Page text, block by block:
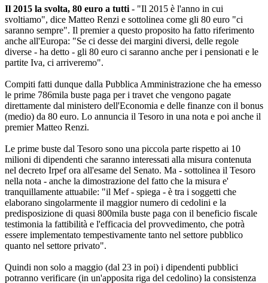
Il 2015 la svolta, 80 euro a tutti - "Il 2015 è l'anno in cui
svoltiamo", dice Matteo Renzi e sottolinea come gli 80 euro "ci
saranno sempre". Il premier a questo proposito ha fatto riferimento
anche all'Europa: "Se ci desse dei margini diversi, delle regole
diverse - ha detto - gli 80 euro ci saranno anche per i pensionati e le
partite Iva, ci arriveremo".
Compiti fatti dunque dalla Pubblica Amministrazione che ha emesso
le prime 786mila buste paga per i travet che vengono pagate
direttamente dal ministero dell'Economia e delle finanze con il bonus
(medio) da 80 euro. Lo annuncia il Tesoro in una nota e poi anche il
premier Matteo Renzi.
Le prime buste dal Tesoro sono una piccola parte rispetto ai 10
milioni di dipendenti che saranno interessati alla misura contenuta
nel decreto Irpef ora all'esame del Senato. Ma - sottolinea il Tesoro
nella nota - anche la dimostrazione del fatto che la misura e'
tranquillamente attuabile: "il Mef - spiega - è tra i soggetti che
elaborano singolarmente il maggior numero di cedolini e la
predisposizione di quasi 800mila buste paga con il beneficio fiscale
testimonia la fattibilità e l'efficacia del provvedimento, che potrà
essere implementato tempestivamente tanto nel settore pubblico
quanto nel settore privato".
Quindi non solo a maggio (dal 23 in poi) i dipendenti pubblici
potranno verificare (in un'apposita riga del cedolino) la consistenza